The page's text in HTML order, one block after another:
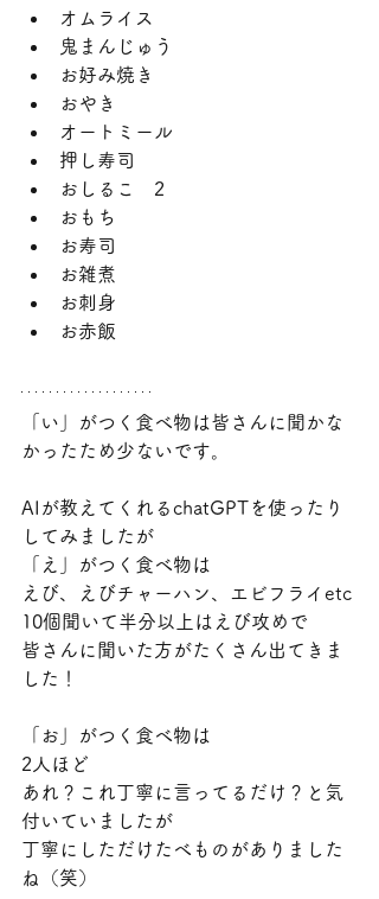
オムライス
鬼まんじゅう
お好み焼き
おやき
オートミール
押し寿司
おしるこ　2
おもち
お寿司
お雑煮
お刺身
お赤飯
「い」がつく食べ物は皆さんに聞かな
かったため少ないです。
AIが教えてくれるchatGPTを使ったり
してみましたが
「え」がつく食べ物は
えび、えびチャーハン、エビフライetc
10個聞いて半分以上はえび攻めで
皆さんに聞いた方がたくさん出てきま
した！
「お」がつく食べ物は
2人ほど
あれ？これ丁寧に言ってるだけ？と気
付いていましたが
丁寧にしただけたべものがありました
ね（笑）